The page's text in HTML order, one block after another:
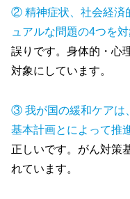
② 精神症状、社会経済
ュアルな問題の4つを対
誤りです。身体的・心
対象にしています。
③ 我が国の緩和ケアは
基本計画とによって推
正しいです。がん対策
れています。